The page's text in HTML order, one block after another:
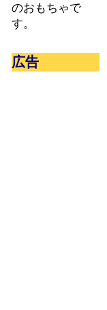
のおもちゃで
す。
広告